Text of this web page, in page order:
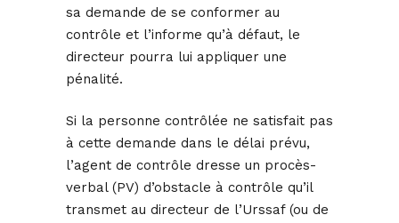
sa demande de se conformer au
contrôle et l’informe qu’à défaut, le
directeur pourra lui appliquer une
pénalité.
Si la personne contrôlée ne satisfait pas
à cette demande dans le délai prévu,
l’agent de contrôle dresse un procès-
verbal (PV) d’obstacle à contrôle qu’il
transmet au directeur de l’Urssaf (ou de